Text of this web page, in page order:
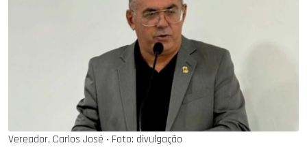
Vereador, Carlos José ‧ Foto: divulgação